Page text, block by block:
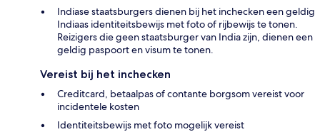
Indiase staatsburgers dienen bij het inchecken een geldig
Indiaas identiteitsbewijs met foto of rijbewijs te tonen.
Reizigers die geen staatsburger van India zijn, dienen een
geldig paspoort en visum te tonen.
Vereist bij het inchecken
Creditcard, betaalpas of contante borgsom vereist voor
incidentele kosten
Identiteitsbewijs met foto mogelijk vereist